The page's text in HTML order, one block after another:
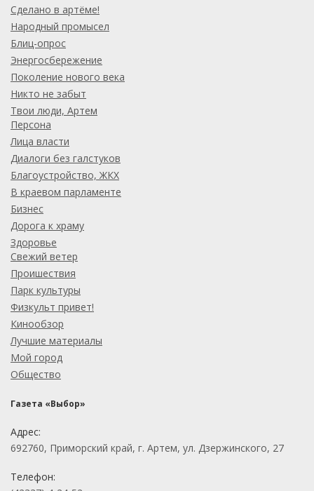
Сделано в артёме!
Народный промысел
Блиц-опрос
Энергосбережение
Поколение нового века
Никто не забыт
Твои люди, Артем
Персона
Лица власти
Диалоги без галстуков
Благоустройство, ЖКХ
В краевом парламенте
Бизнес
Дорога к храму
Здоровье
Свежий ветер
Проишествия
Парк культуры
Физкульт привет!
Кинообзор
Лучшие материалы
Мой город
Общество
Газета «Выбор»
Адрес:
692760, Приморский край, г. Артем, ул. Дзержинского, 27
Телефон: